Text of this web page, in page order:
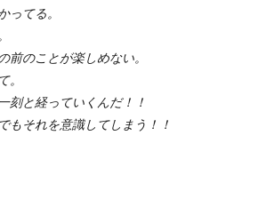
ってる。
前のことが楽しめない。
。
刻と経っていくんだ！！
もそれを意識してしまう！！